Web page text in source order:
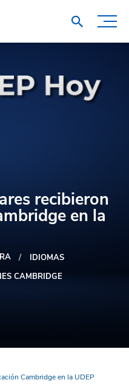
recibieron
en la
IDIOMAS
CAMBRIDGE
Cambridge en la UDEP